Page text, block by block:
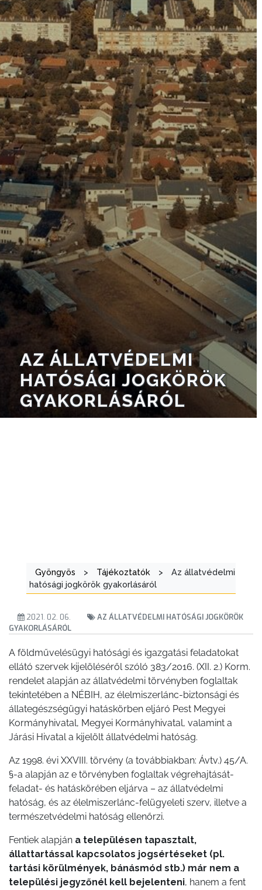
AZ
ÉPÜLŐ
VÁROS
FEJLESZTÉSEK
KÖRNYEZETVÉDELEM
TELEPÜLÉSRENDEZÉS
STRATÉGIÁK
ÉS
KONCEPCIÓK
BEJELENTŐ
ÖNKORMÁNYZAT
A
KÉPVISELŐ-
A
VÁROSRENDÉSZET
TÁJÉKOZTATÓK
ÁTLÁTHATÓSÁG
AZ
ÖNKORMÁNYZATI
CÉGEK
ÉS
INTÉZMÉNYEK
NYOMTATVÁNYOK
AZ ÁLLATVÉDELMI
HATÓSÁGI JOGKÖRÖK
GYAKORLÁSÁRÓL
Gyöngyös > Tájékoztatók >
Az állatvédelmi
hatósági jogkörök gyakorlásáról
2021. 02. 06.
AZ ÁLLATVÉDELMI HATÓSÁGI JOGKÖRÖK
GYAKORLÁSÁRÓL
A földművelésügyi hatósági és igazgatási feladatokat
ellátó szervek kijelöléséről szóló 383/2016. (XII. 2.) Korm.
rendelet alapján az állatvédelmi törvényben foglaltak
tekintetében a NÉBIH, az élelmiszerlánc-biztonsági és
állategészségügyi hatáskörben eljáró Pest Megyei
Kormányhivatal, Megyei Kormányhivatal, valamint a
Járási Hivatal a kijelölt állatvédelmi hatóság.
Az 1998. évi XXVIII. törvény (a továbbiakban: Ávtv.) 45/A.
§-a alapján az e törvényben foglaltak végrehajtását-
feladat- és hatáskörében eljárva – az állatvédelmi
hatóság, és az élelmiszerlánc-felügyeleti szerv, illetve a
természetvédelmi hatóság ellenőrzi.
Fentiek alapján a településen tapasztalt,
állattartással kapcsolatos jogsértéseket (pl.
tartási körülmények, bánásmód stb.) már nem a
települési jegyzőnél kell bejelenteni, hanem a fent